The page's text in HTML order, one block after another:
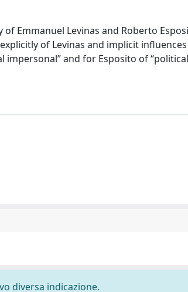
Emmanuel Levinas and Roberto
of Levinas and implicit
impersonal” and for Esposito of “political
diversa indicazione.